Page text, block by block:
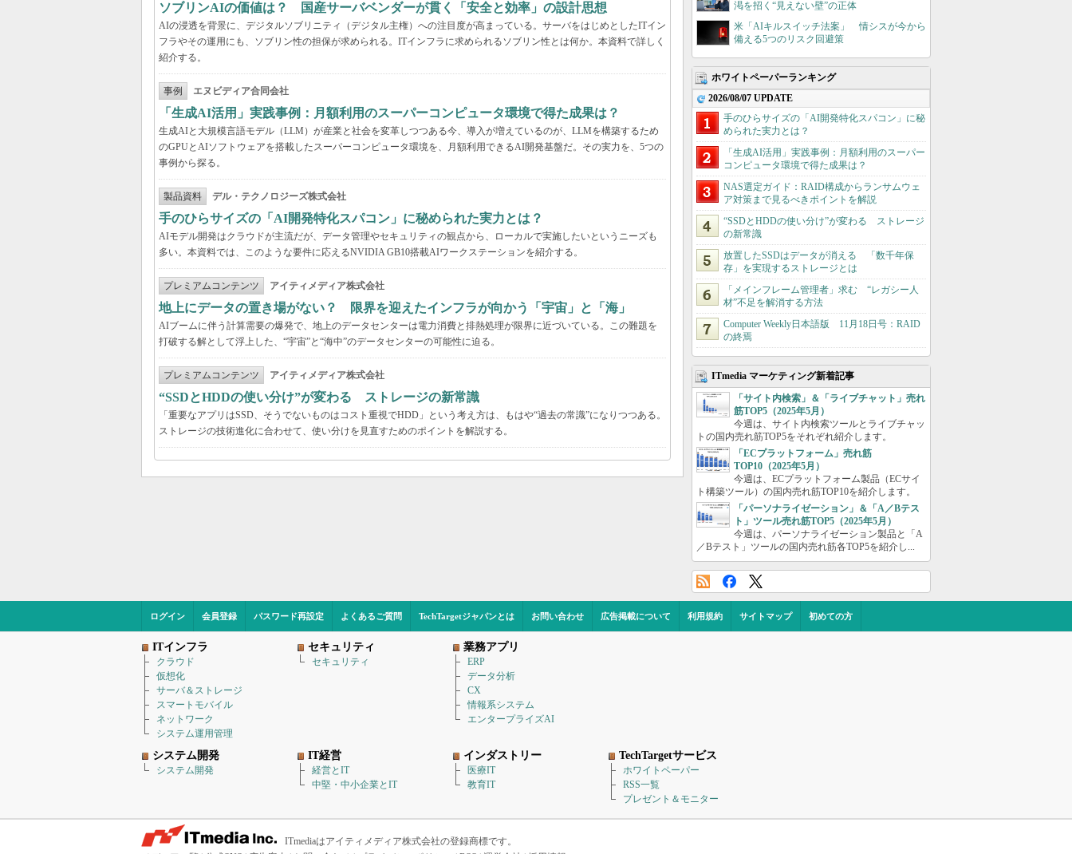
ソブリンAIの価値は？ 国産サーバベンダーが貫く「安全と効率」の設計思想
AIの浸透を背景に、デジタルソブリニティ（デジタル主権）への注目度が高まっている。サーバをはじめとしたITイン
フラやその運用にも、ソブリン性の担保が求められる。ITインフラに求められるソブリン性とは何か。本資料で詳しく
紹介する。
事例 エヌビディア合同会社
「生成AI活用」実践事例：月額利用のスーパーコンピュータ環境で得た成果は？
生成AIと大規模言語モデル（LLM）が産業と社会を変革しつつある今、導入が増えているのが、LLMを構築するため
のGPUとAIソフトウェアを搭載したスーパーコンピュータ環境を、月額利用できるAI開発基盤だ。その実力を、5つの
事例から探る。
製品資料 デル・テクノロジーズ株式会社
手のひらサイズの「AI開発特化スパコン」に秘められた実力とは？
AIモデル開発はクラウドが主流だが、データ管理やセキュリティの観点から、ローカルで実施したいというニーズも
多い。本資料では、このような要件に応えるNVIDIA GB10搭載AIワークステーションを紹介する。
プレミアムコンテンツ アイティメディア株式会社
地上にデータの置き場がない？ 限界を迎えたインフラが向かう「宇宙」と「海」
AIブームに伴う計算需要の爆発で、地上のデータセンターは電力消費と排熱処理が限界に近づいている。この難題を
打破する解として浮上した、“宇宙”と“海中”のデータセンターの可能性に迫る。
プレミアムコンテンツ アイティメディア株式会社
“SSDとHDDの使い分け”が変わる ストレージの新常識
「重要なアプリはSSD、そうでないものはコスト重視でHDD」という考え方は、もはや“過去の常識”になりつつある。
ストレージの技術進化に合わせて、使い分けを見直すためのポイントを解説する。
渇を招く“見えない壁”の正体
米「AIキルスイッチ法案」 情シスが今から
備える5つのリスク回避策
ホワイトペーパーランキング
2026/08/07 UPDATE
手のひらサイズの「AI開発特化スパコン」に秘
められた実力とは？
「生成AI活用」実践事例：月額利用のスーパー
コンピュータ環境で得た成果は？
NAS選定ガイド：RAID構成からランサムウェ
ア対策まで見るべきポイントを解説
“SSDとHDDの使い分け”が変わる ストレージ
の新常識
放置したSSDはデータが消える 「数千年保
存」を実現するストレージとは
「メインフレーム管理者」求む “レガシー人
材”不足を解消する方法
Computer Weekly日本語版 11月18日号：RAID
の終焉
ITmedia マーケティング新着記事
「サイト内検索」＆「ライブチャット」売れ
筋TOP5（2025年5月）
今週は、サイト内検索ツールとライブチャッ
トの国内売れ筋TOP5をそれぞれ紹介します。
「ECプラットフォーム」売れ筋
TOP10（2025年5月）
今週は、ECプラットフォーム製品（ECサイ
ト構築ツール）の国内売れ筋TOP10を紹介します。
「パーソナライゼーション」＆「A／Bテス
ト」ツール売れ筋TOP5（2025年5月）
今週は、パーソナライゼーション製品と「A
／Bテスト」ツールの国内売れ筋各TOP5を紹介し...
ログイン 会員登録 パスワード再設定 よくあるご質問 TechTargetジャパンとは お問い合わせ 広告掲載について 利用規約 サイトマップ 初めての方
ITインフラ
クラウド
仮想化
サーバ＆ストレージ
スマートモバイル
ネットワーク
システム運用管理
セキュリティ
セキュリティ
業務アプリ
ERP
データ分析
CX
情報系システム
エンタープライズAI
システム開発
システム開発
IT経営
経営とIT
中堅・中小企業とIT
インダストリー
医療IT
教育IT
TechTargetサービス
ホワイトペーパー
RSS一覧
プレゼント＆モニター
ITmediaはアイティメディア株式会社の登録商標です。